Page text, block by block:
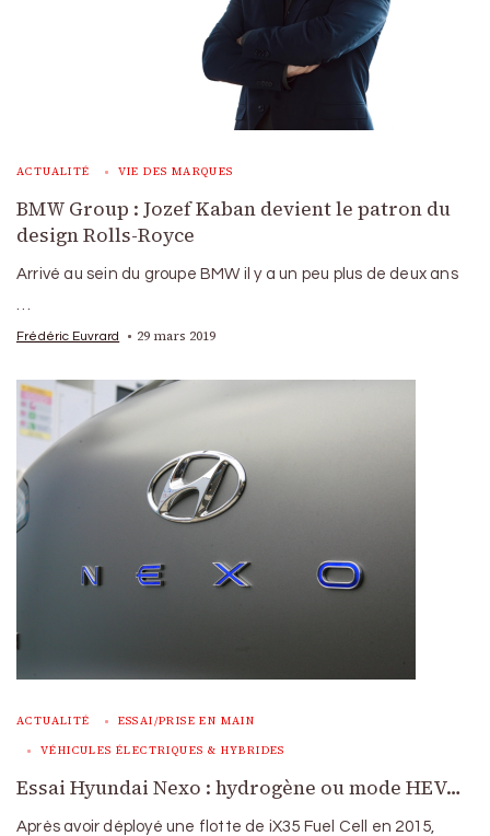
ACTUALITÉ VIE DES MARQUES
BMW Group : Jozef Kaban devient le patron du
design Rolls-Royce
Arrivé au sein du groupe BMW il y a un peu plus de deux ans
Frédéric Euvrard 29 mars 2019
ACTUALITÉ ESSAI/PRISE EN MAIN
VÉHICULES ÉLECTRIQUES & HYBRIDES
Essai Hyundai Nexo : hydrogène ou mode HEV…
Après avoir déployé une flotte de iX35 Fuel Cell en 2015,